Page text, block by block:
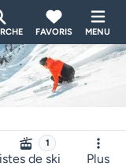
FAVORIS MENU
1
de ski Plus